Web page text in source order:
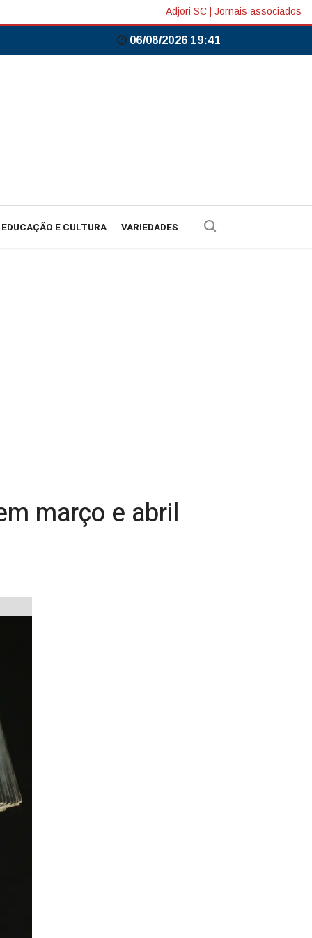
Adjori SC Jornais associados
06/08/2026 19:41
EDUCAÇÃO E CULTURA VARIEDADES
março e abril